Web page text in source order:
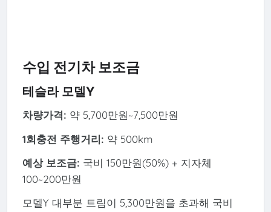
수입 전기차 보조금
테슬라 모델Y
차량가격: 약 5,700만원~7,500만원
1회충전 주행거리: 약 500km
예상 보조금: 국비 150만원(50%) + 지자체
100~200만원
모델Y 대부분 트림이 5,300만원을 초과해 국비